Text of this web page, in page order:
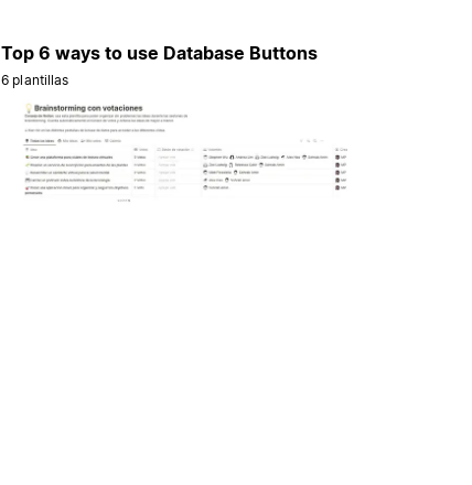
Top 6 ways to use Database Buttons
6 plantillas